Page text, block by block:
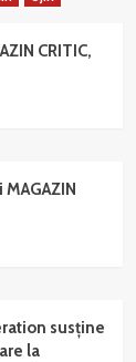
CRITIC,
susține
la